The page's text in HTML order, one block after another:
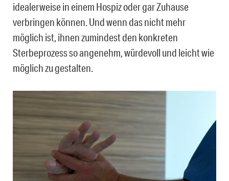
idealerweise in einem Hospiz oder gar Zuhause
verbringen können. Und wenn das nicht mehr
möglich ist, ihnen zumindest den konkreten
Sterbeprozess so angenehm, würdevoll und leicht wie
möglich zu gestalten.